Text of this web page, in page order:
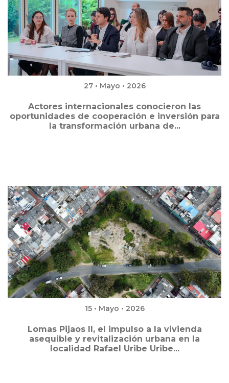
27 • Mayo • 2026
Actores internacionales conocieron las
oportunidades de cooperación e inversión para
la transformación urbana de...
15 • Mayo • 2026
Lomas Pijaos II, el impulso a la vivienda
asequible y revitalización urbana en la
localidad Rafael Uribe Uribe...